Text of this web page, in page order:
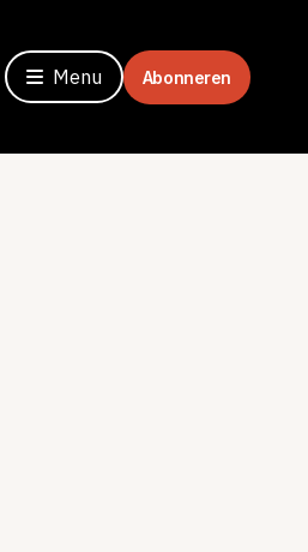
Menu Abonneren